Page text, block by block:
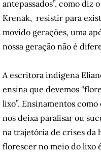
antepassados”, como diz
Krenak, resistir para
movido gerações, uma
nossa geração não é
A escritora indígena
ensina que devemos
lixo”. Ensinamentos como
nos deixa paralisar ou
na trajetória de crises da
florescer no meio do lixo